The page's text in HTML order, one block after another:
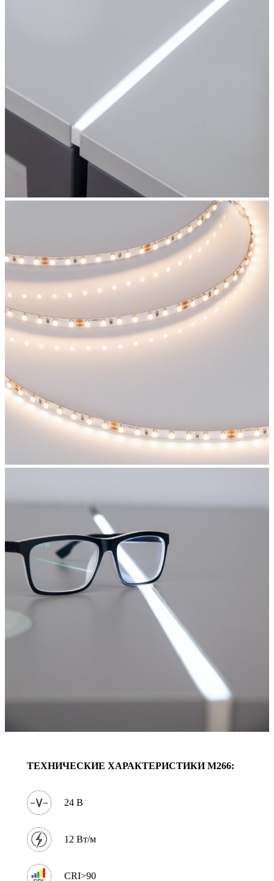
ТЕХНИЧЕСКИЕ ХАРАКТЕРИСТИКИM266:
24 В
12 Вт/м
CRI>90